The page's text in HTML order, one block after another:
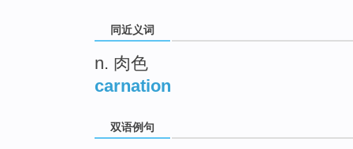
同近义词
n. 肉色
carnation
双语例句